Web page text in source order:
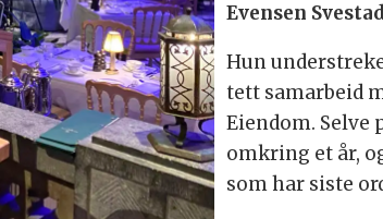
Evensen
Hun
tett samarbeid
Eiendom. Selve
omkring et år,
som har siste